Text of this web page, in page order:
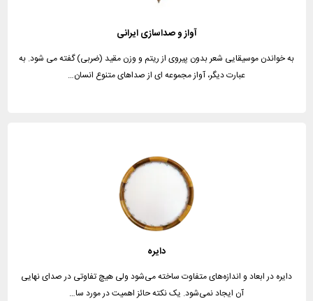
آواز و صداسازی ایرانی
به خواندن موسیقایی شعر بدون پیروی از ریتم و وزن مقید (ضربی) گفته می شود. به
عبارت دیگر، آواز مجموعه ای از صداهای متنوع انسان…
دایره
دایره در ابعاد و اندازه‌های متفاوت ساخته می‌شود ولی هیچ تفاوتی در صدای نهایی
آن ایجاد نمی‌شود. یک نکته حائز اهمیت در مورد سا…